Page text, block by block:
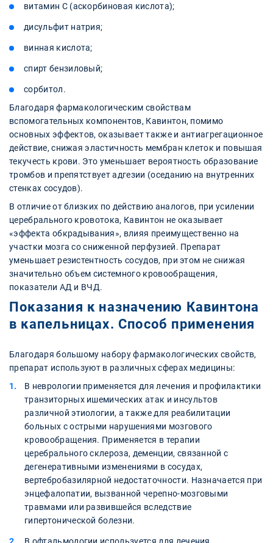
витамин C (аскорбиновая кислота);
дисульфит натрия;
винная кислота;
спирт бензиловый;
сорбитол.
Благодаря фармакологическим свойствам
вспомогательных компонентов, Кавинтон, помимо
основных эффектов, оказывает также и антиагрегационное
действие, снижая эластичность мембран клеток и повышая
текучесть крови. Это уменьшает вероятность образование
тромбов и препятствует адгезии (оседанию на внутренних
стенках сосудов).
В отличие от близких по действию аналогов, при усилении
церебрального кровотока, Кавинтон не оказывает
«эффекта обкрадывания», влияя преимущественно на
участки мозга со сниженной перфузией. Препарат
уменьшает резистентность сосудов, при этом не снижая
значительно объем системного кровообращения,
показатели АД и ВЧД.
Показания к назначению Кавинтона
в капельницах. Способ применения
Благодаря большому набору фармакологических свойств,
препарат используют в различных сферах медицины:
В неврологии применяется для лечения и профилактики
транзиторных ишемических атак и инсультов
различной этиологии, а также для реабилитации
больных с острыми нарушениями мозгового
кровообращения. Применяется в терапии
церебрального склероза, деменции, связанной с
дегенеративными изменениями в сосудах,
вертебробазилярной недостаточности. Назначается при
энцефалопатии, вызванной черепно-мозговыми
травмами или развившейся вследствие
гипертонической болезни.
В офтальмологии используется для лечения